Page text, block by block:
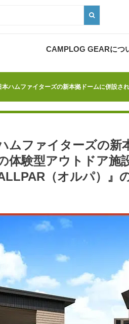
CAMPLOG GEARにつ
本ハムファイターズの新本拠ドームに併設
ムファイターズの新
体験型アウトドア施
（オルパ）』